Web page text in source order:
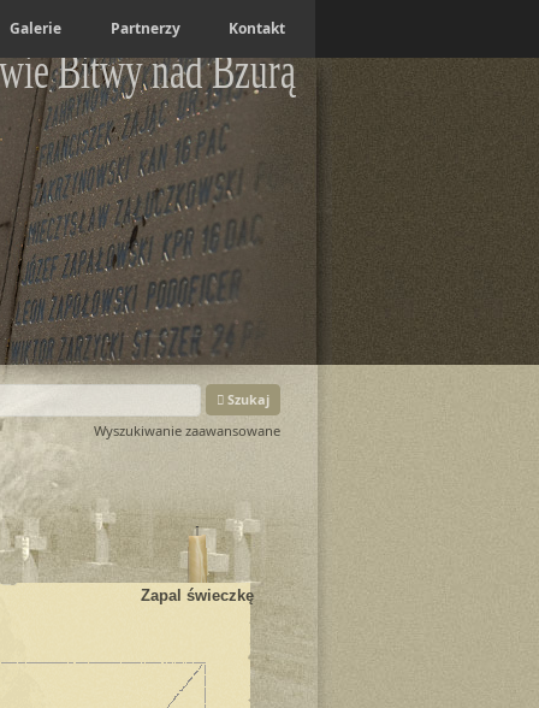
Galerie Partnerzy Kontakt
Bitwy nad Bzurą
Szukaj
Wyszukiwanie zaawansowane
Zapal świeczkę